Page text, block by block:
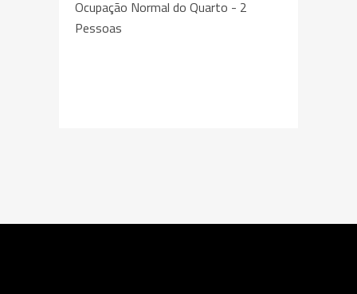
Ocupação Normal do Quarto - 2
Pessoas